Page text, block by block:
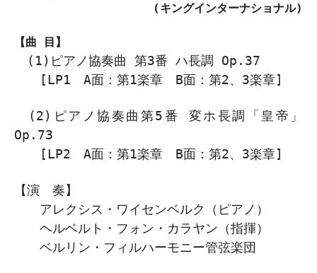
(キングインターナショナル)
【曲 目】
(1)ピアノ協奏曲 第3番 ハ長調 Op.37
[LP1 A面：第1楽章 B面：第2、3楽章]
(2)ピアノ協奏曲第5番 変ホ長調「皇帝」
Op.73
[LP2 A面：第1楽章 B面：第2、3楽章]
【演 奏】
アレクシス・ワイセンベルク（ピアノ）
ヘルベルト・フォン・カラヤン（指揮）
ベルリン・フィルハーモニー管弦楽団